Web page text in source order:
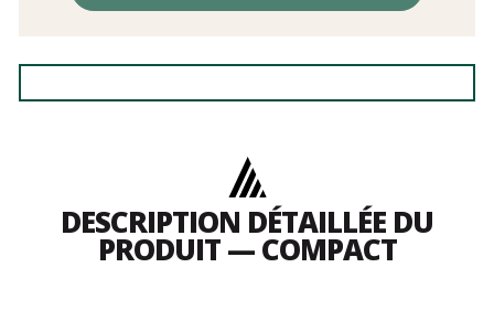
DESCRIPTION DÉTAILLÉE DU
PRODUIT — COMPACT